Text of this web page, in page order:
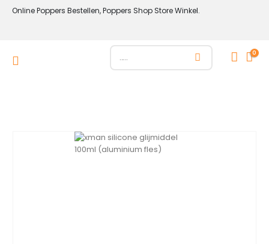
Online Poppers Bestellen, Poppers Shop Store Winkel.
0